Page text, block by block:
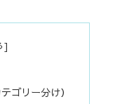
ゴリー分け）